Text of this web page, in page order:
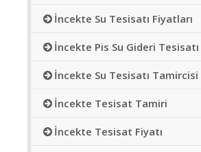
İncekte Su Tesisatı Fiyatları
İncekte Pis Su Gideri
İncekte Su Tesisatı Tamircisi
İncekte Tesisat Tamiri
İncekte Tesisat Fiyatı